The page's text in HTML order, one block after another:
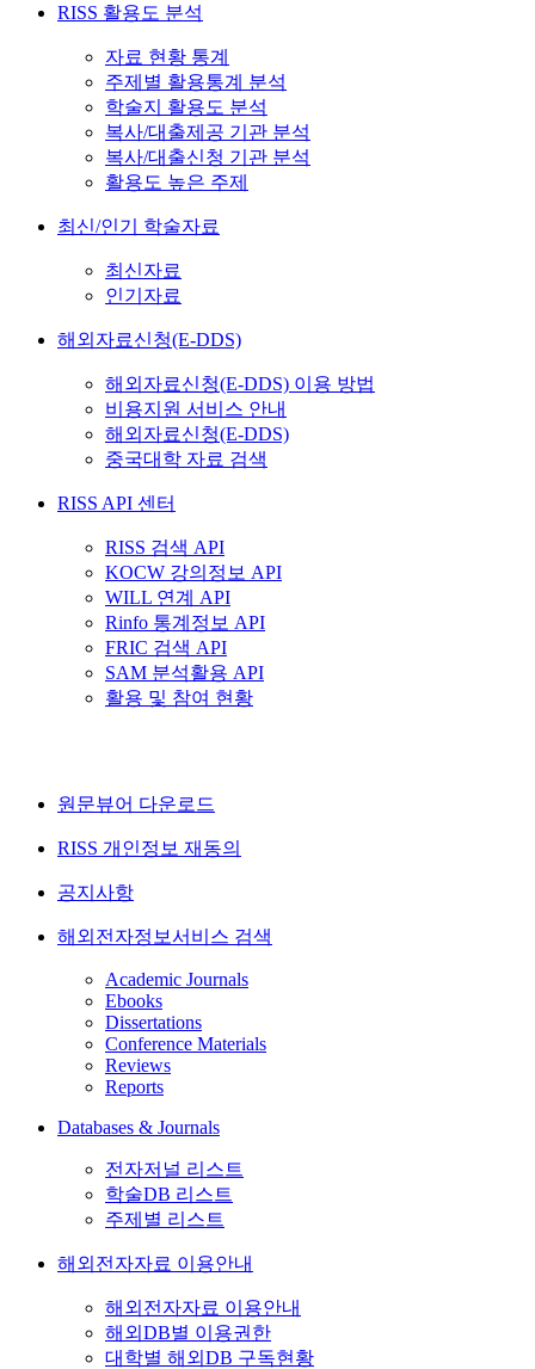
RISS 활용도 분석
자료 현황 통계
주제별 활용통계 분석
학술지 활용도 분석
복사/대출제공 기관 분석
복사/대출신청 기관 분석
활용도 높은 주제
최신/인기 학술자료
최신자료
인기자료
해외자료신청(E-DDS)
해외자료신청(E-DDS) 이용 방법
비용지원 서비스 안내
해외자료신청(E-DDS)
중국대학 자료 검색
RISS API 센터
RISS 검색 API
KOCW 강의정보 API
WILL 연계 API
Rinfo 통계정보 API
FRIC 검색 API
SAM 분석활용 API
활용 및 참여 현황
원문뷰어 다운로드
RISS 개인정보 재동의
공지사항
해외전자정보서비스 검색
Academic Journals
Ebooks
Dissertations
Conference Materials
Reviews
Reports
Databases & Journals
전자저널 리스트
학술DB 리스트
주제별 리스트
해외전자자료 이용안내
해외전자자료 이용안내
해외DB별 이용권한
대학별 해외DB 구독현황